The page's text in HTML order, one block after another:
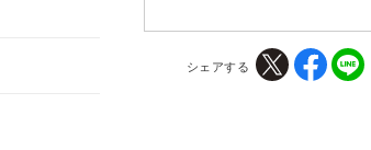
シェアする